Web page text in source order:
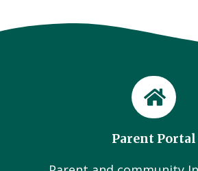
Parent Portal